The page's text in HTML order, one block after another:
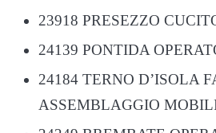
23918 PRESEZZO
24139 PONTIDA
24184 TERNO D’ISOLA
ASSEMBLAGGIO